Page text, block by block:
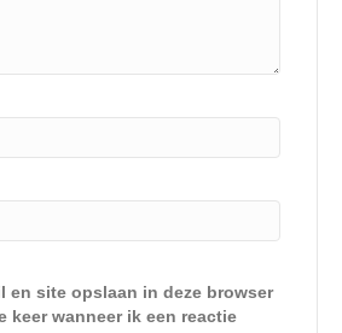
en site opslaan in deze browser
keer wanneer ik een reactie